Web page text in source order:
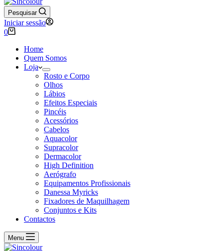
Pesquisar
Iniciar sessão
Carrinho
compras
0
Home
Quem Somos
Loja
Rosto e Corpo
Olhos
Lábios
Efeitos Especiais
Pincéis
Acessórios
Cabelos
Aquacolor
Supracolor
Dermacolor
High Definition
Aerógrafo
Equipamentos Profissionais
Danessa Myricks
Fixadores de Maquilhagem
Conjuntos e Kits
Contactos
Menu